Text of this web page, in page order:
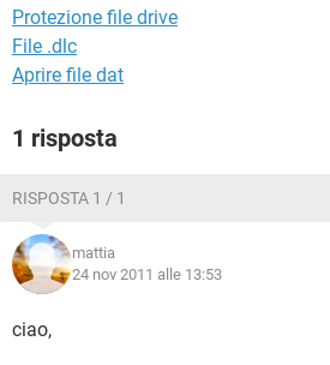
Protezione file drive
File .dlc
Aprire file dat
1 risposta
RISPOSTA 1 / 1
mattia
24 nov 2011 alle 13:53
ciao,